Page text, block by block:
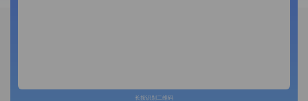
长按识别二维码